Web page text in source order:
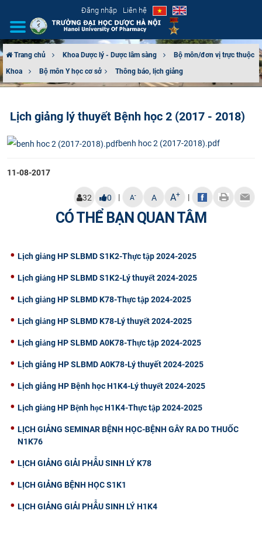
Đăng nhập Liên hệ
GIỚI THIỆU
TUYỂN SINH
ĐẢM BẢO CHẤT LƯỢNG
KHOA HỌC CÔNG NGHỆ
CỰU NGƯỜI HỌC
Trang chủ Khoa Dược lý - Dược lâm sàng
Bộ môn/đơn vị trực thuộc
Khoa
Bộ môn Y học cơ sở​ Thông báo, lịch giảng
Lịch giảng lý thuyết Bệnh học 2 (2017 - 2018)
benh hoc 2 (2017-2018).pdf
11-08-2017
32 0 | A- A A+ |
CÓ THỂ BẠN QUAN TÂM
Lịch giảng HP SLBMD S1K2-Thực tập 2024-2025
Lịch giảng HP SLBMD S1K2-Lý thuyết 2024-2025
Lịch giảng HP SLBMD K78-Thực tập 2024-2025
Lịch giảng HP SLBMD K78-Lý thuyết 2024-2025
Lịch giảng HP SLBMD A0K78-Thực tập 2024-2025
Lịch giảng HP SLBMD A0K78-Lý thuyết 2024-2025
Lịch giảng HP Bệnh học H1K4-Lý thuyết 2024-2025
Lịch giảng HP Bệnh học H1K4-Thực tập 2024-2025
LỊCH GIẢNG SEMINAR BỆNH HỌC-BỆNH GÂY RA DO THUỐC
N1K76
LỊCH GIẢNG GIẢI PHẪU SINH LÝ K78
LỊCH GIẢNG BỆNH HỌC S1K1
LỊCH GIẢNG GIẢI PHẪU SINH LÝ H1K4